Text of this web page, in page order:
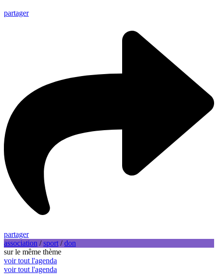
partager
partager
association /sport /don
sur le même thème
voir tout l'agenda
voir tout l'agenda